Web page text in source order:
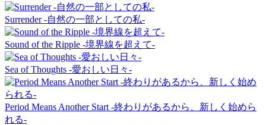
Surrender -自然の一部としての私-
Sound of the Ripple -境界線を超えて-
Sea of Thoughts -愛おしい日々-
Period Means Another Start -終わりがあるから、新しく始めら
れる-